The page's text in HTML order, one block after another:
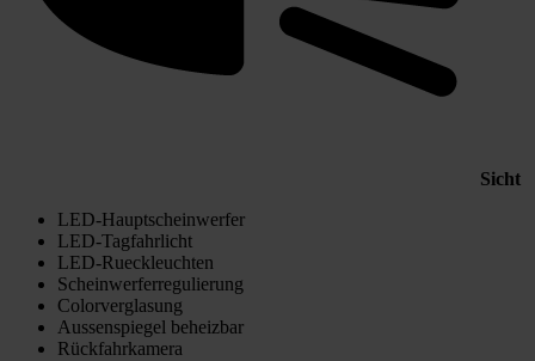
Sicht
LED-Hauptscheinwerfer
LED-Tagfahrlicht
LED-Rueckleuchten
Scheinwerferregulierung
Colorverglasung
Aussenspiegel beheizbar
Rückfahrkamera